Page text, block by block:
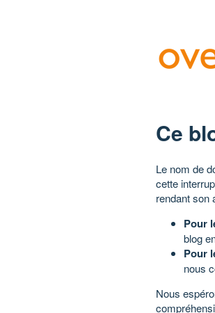
Ce
Le nom de
cette
rendant son
Pour
blog
Pour
nous
Nous